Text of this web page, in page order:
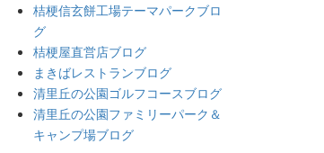
桔梗信玄餅工場テーマパークブロ
グ
桔梗屋直営店ブログ
まきばレストランブログ
清里丘の公園ゴルフコースブログ
清里丘の公園ファミリーパーク＆
キャンプ場ブログ